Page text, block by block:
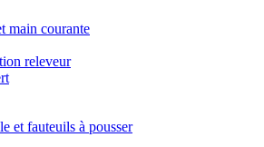
main courante
releveur
et fauteuils à pousser